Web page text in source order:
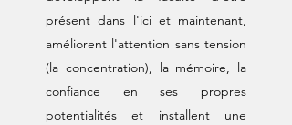
présent dans l'ici et maintenant,
améliorent l'attention sans tension
(la concentration), la mémoire, la
confiance en ses propres
potentialités et installent une